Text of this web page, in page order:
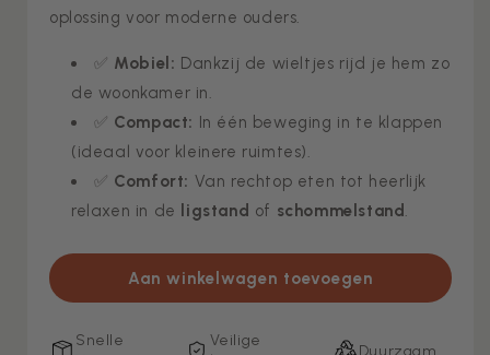
oplossing voor moderne ouders.
✅ Mobiel: Dankzij de wieltjes rijd je hem zo
de woonkamer in.
✅ Compact:
In één beweging in te klappen
(ideaal voor kleinere ruimtes).
✅ Comfort: Van rechtop eten tot heerlijk
relaxen in de
ligstand of schommelstand .
Aan winkelwagen toevoegen
Snelle
Veilige
Duurzaam